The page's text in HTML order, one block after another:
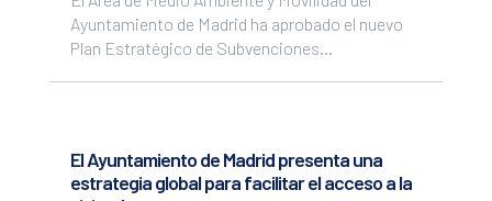
Ayuntamiento de Madrid ha aprobado el nuevo
Plan Estratégico de Subvenciones...
El Ayuntamiento de Madrid presenta una
estrategia global para facilitar el acceso a la